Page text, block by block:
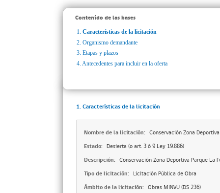
Contenido de las bases
1. Características de la licitación
2. Organismo demandante
3. Etapas y plazos
4. Antecedentes para incluir en la oferta
1. Características de la licitación
Nombre de la licitación: Conservación Zona
Estado: Desierta (o art. 3 ó 9 Ley 19.886)
Descripción: Conservación Zona Deportiva Parque La
Tipo de licitación: Licitación Pública de Obra
Ámbito de la licitación: Obras MINVU (DS 236)